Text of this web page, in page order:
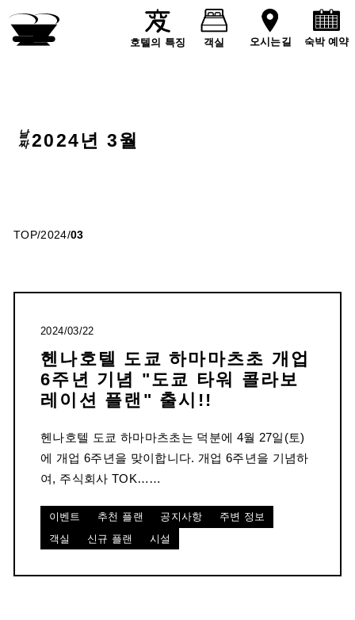
호텔의 특징 객실 오시는길 숙박 예약
날짜2024년 3월
TOP/2024/03
2024/03/22
헨나호텔 도쿄 하마마츠초 개업
6주년 기념 "도쿄 타워 콜라보
레이션 플랜" 출시!!
헨나호텔 도쿄 하마마츠초는 덕분에 4월 27일(토)
에 개업 6주년을 맞이합니다. 개업 6주년을 기념하
여, 주식회사 TOK……
이벤트 추천 플랜 공지사항
주변 정보
객실
신규 플랜 시설